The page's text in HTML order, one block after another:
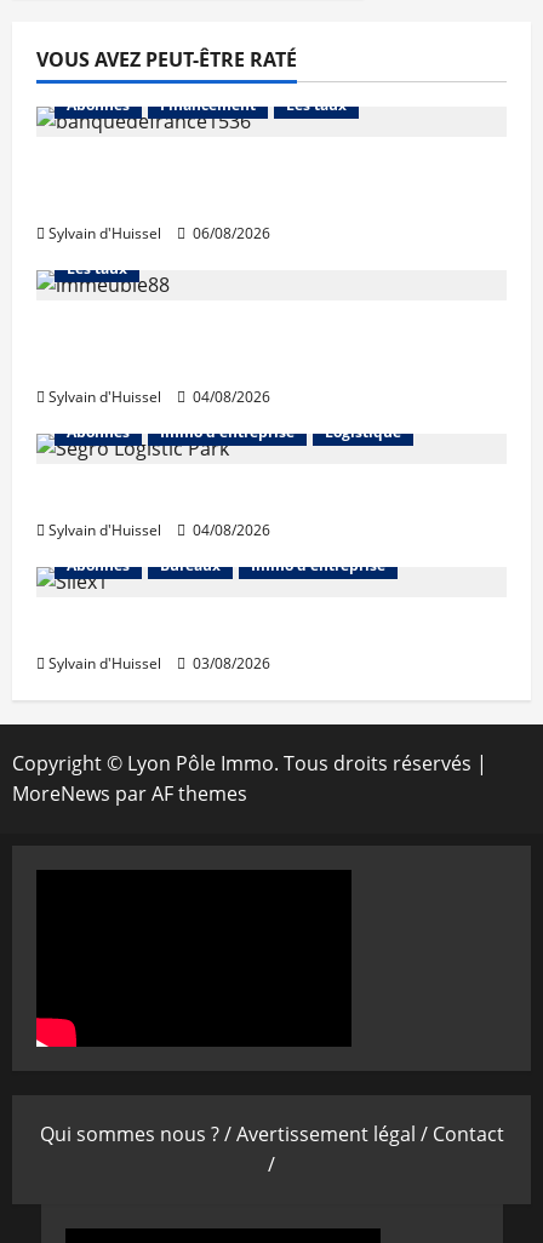
VOUS AVEZ PEUT-ÊTRE RATÉ
Abonnés Financement Les taux
Sylvain d'Huissel 06/08/2026
Abonnés Financement
Les taux
Sylvain d'Huissel
04/08/2026
Abonnés
Immo d'entreprise Logistique
Sylvain d'Huissel
04/08/2026
Abonnés
Bureaux Immo d'entreprise
Sylvain d'Huissel 03/08/2026
Copyright © Lyon Pôle Immo. Tous droits réservés |
MoreNews par AF themes
Qui sommes nous ? /Avertissement légal / Contact
/